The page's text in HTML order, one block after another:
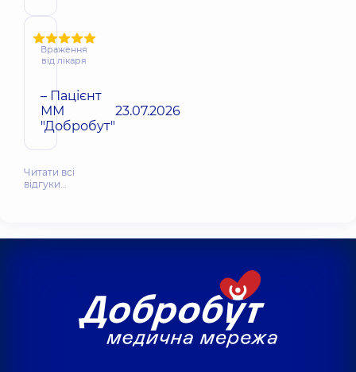
Враження
від лікаря
– Пацієнт
ММ
"Добробут"
23.07.2026
Читати всі
відгуки…